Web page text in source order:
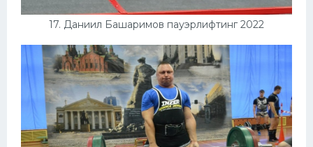
17. Даниил Башаримов пауэрлифтинг 2022